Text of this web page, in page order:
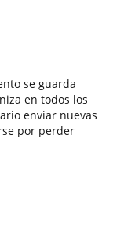
se guarda
en todos los
enviar nuevas
por perder